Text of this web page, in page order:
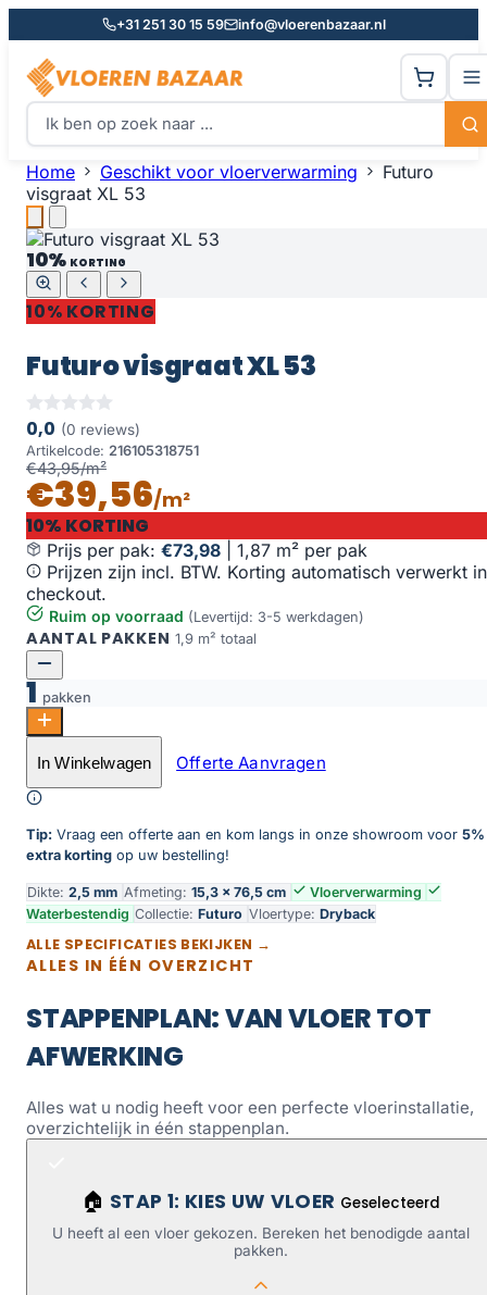
+31 251 30 15 59 info@vloerenbazaar.nl
Home Geschikt voor vloerverwarming
Futuro
visgraat XL 53
10% KORTING
10% KORTING
Futuro visgraat XL 53
0,0 (0 reviews)
Artikelcode: 216105318751
€43,95/m²
€39,56/m²
10% KORTING
Prijs per pak: €73,98
1,87 m² per pak
Prijzen zijn incl. BTW. Korting automatisch verwerkt in
checkout.
Ruim op voorraad (Levertijd: 3-5 werkdagen)
AANTAL PAKKEN 1,9 m² totaal
1 pakken
Futuro visgraat XL 53 aantal
Toevoegen aan winkelwagen
In Winkelwagen Offerte Aanvragen
Tip: Vraag een offerte aan en kom langs in onze showroom voor 5%
extra korting op uw bestelling!
Dikte: 2,5 mm Afmeting: 15,3 × 76,5 cm
Vloerverwarming
Waterbestendig Collectie: Futuro Vloertype: Dryback
ALLE SPECIFICATIES BEKIJKEN →
ALLES IN ÉÉN OVERZICHT
STAPPENPLAN: VAN VLOER TOT
AFWERKING
Alles wat u nodig heeft voor een perfecte vloerinstallatie,
overzichtelijk in één stappenplan.
🏠 STAP 1: KIES UW VLOER Geselecteerd
U heeft al een vloer gekozen. Bereken het benodigde aantal
pakken.